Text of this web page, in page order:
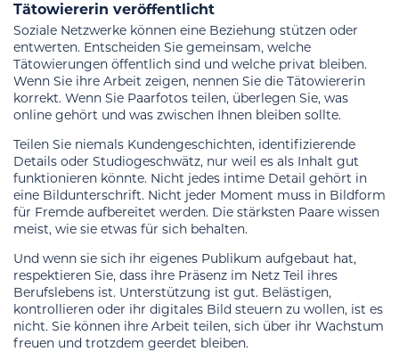
Tätowiererin veröffentlicht
Soziale Netzwerke können eine Beziehung stützen oder
entwerten. Entscheiden Sie gemeinsam, welche
Tätowierungen öffentlich sind und welche privat bleiben.
Wenn Sie ihre Arbeit zeigen, nennen Sie die Tätowiererin
korrekt. Wenn Sie Paarfotos teilen, überlegen Sie, was
online gehört und was zwischen Ihnen bleiben sollte.
Teilen Sie niemals Kundengeschichten, identifizierende
Details oder Studiogeschwätz, nur weil es als Inhalt gut
funktionieren könnte. Nicht jedes intime Detail gehört in
eine Bildunterschrift. Nicht jeder Moment muss in Bildform
für Fremde aufbereitet werden. Die stärksten Paare wissen
meist, wie sie etwas für sich behalten.
Und wenn sie sich ihr eigenes Publikum aufgebaut hat,
respektieren Sie, dass ihre Präsenz im Netz Teil ihres
Berufslebens ist. Unterstützung ist gut. Belästigen,
kontrollieren oder ihr digitales Bild steuern zu wollen, ist es
nicht. Sie können ihre Arbeit teilen, sich über ihr Wachstum
freuen und trotzdem geerdet bleiben.